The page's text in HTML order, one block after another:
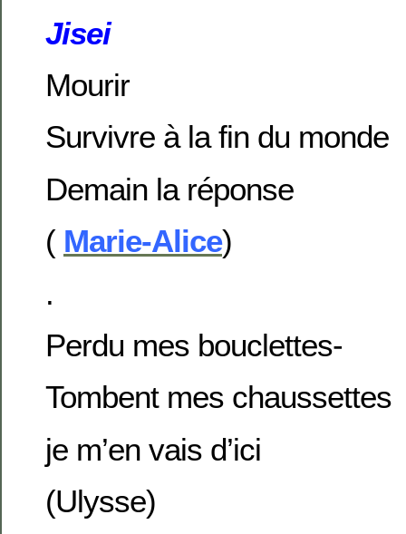
Jisei
Mourir
Survivre à la fin du monde
Demain la réponse
( Marie-Alice)
.
Perdu mes bouclettes-
Tombent mes chaussettes
je m’en vais d’ici
(Ulysse)